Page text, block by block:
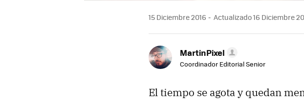
15 Diciembre 2016 Actualizado 16 Diciembre
MartinPixel
Coordinador Editorial Senior
El tiempo se agota y quedan